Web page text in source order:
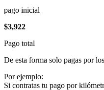
pago inicial
$3,922
Pago total
De esta forma solo pagas por
Por ejemplo:
Si contratas tu pago por